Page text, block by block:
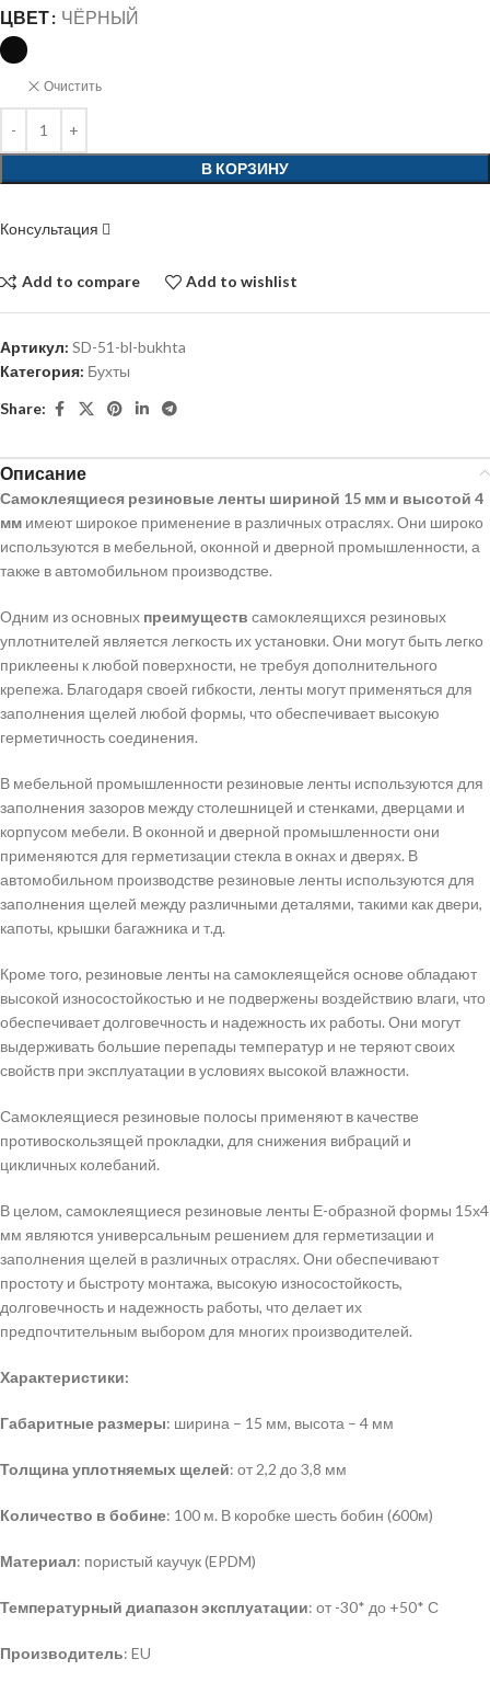
ЦВЕТ ЧЁРНЫЙ
Очистить
В КОРЗИНУ
Консультация
Add to compare Add to wishlist
Артикул: SD-51-bl-bukhta
Категория: Бухты
Share:
Описание
Самоклеящиеся резиновые ленты шириной 15 мм и высотой 4
мм имеют широкое применение в различных отраслях. Они широко
используются в мебельной, оконной и дверной промышленности, а
также в автомобильном производстве.
Одним из основных преимуществ самоклеящихся резиновых
уплотнителей является легкость их установки. Они могут быть легко
приклеены к любой поверхности, не требуя дополнительного
крепежа. Благодаря своей гибкости, ленты могут применяться для
заполнения щелей любой формы, что обеспечивает высокую
герметичность соединения.
В мебельной промышленности резиновые ленты используются для
заполнения зазоров между столешницей и стенками, дверцами и
корпусом мебели. В оконной и дверной промышленности они
применяются для герметизации стекла в окнах и дверях. В
автомобильном производстве резиновые ленты используются для
заполнения щелей между различными деталями, такими как двери,
капоты, крышки багажника и т.д.
Кроме того, резиновые ленты на самоклеящейся основе обладают
высокой износостойкостью и не подвержены воздействию влаги, что
обеспечивает долговечность и надежность их работы. Они могут
выдерживать большие перепады температур и не теряют своих
свойств при эксплуатации в условиях высокой влажности.
Самоклеящиеся резиновые полосы применяют в качестве
противоскользящей прокладки, для снижения вибраций и
цикличных колебаний.
В целом, самоклеящиеся резиновые ленты Е-образной формы 15х4
мм являются универсальным решением для герметизации и
заполнения щелей в различных отраслях. Они обеспечивают
простоту и быстроту монтажа, высокую износостойкость,
долговечность и надежность работы, что делает их
предпочтительным выбором для многих производителей.
Характеристики:
Габаритные размеры: ширина – 15 мм, высота – 4 мм
Толщина уплотняемых щелей: от 2,2 до 3,8 мм
Количество в бобине: 100 м. В коробке шесть бобин (600м)
Материал: пористый каучук (EPDM)
Температурный диапазон эксплуатации: от -30* до +50* С
Производитель: EU